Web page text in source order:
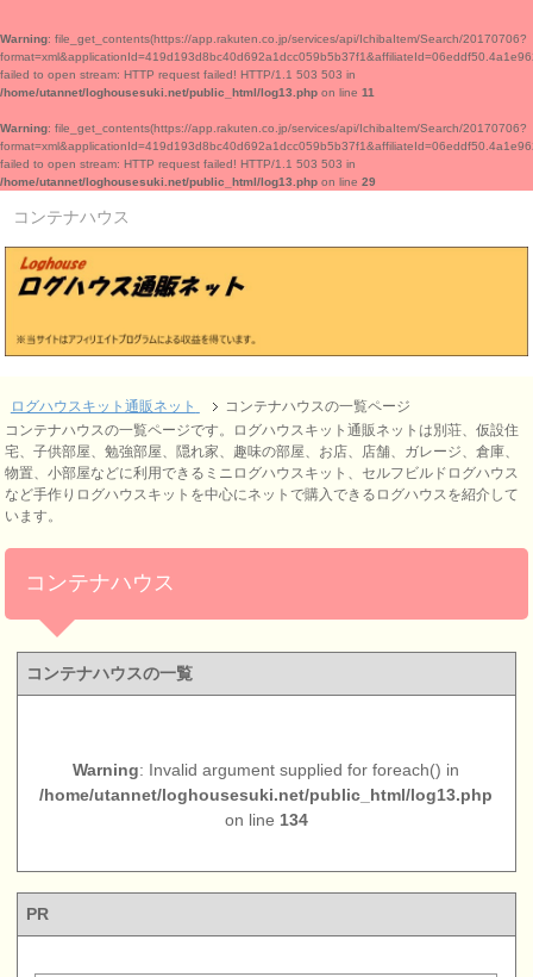
Warning: file_get_contents(https://app.rakuten.co.jp/services/api/IchibaItem/Search/20170706?
failed to open stream: HTTP request failed! HTTP/1.1 503 503 in
/home/utannet/loghousesuki.net/public_html/log13.php on line 11
Warning: file_get_contents(https://app.rakuten.co.jp/services/api/IchibaItem/Search/20170706?
failed to open stream: HTTP request failed! HTTP/1.1 503 503 in
/home/utannet/loghousesuki.net/public_html/log13.php on line 29
コンテナハウス
ログハウスキット通販ネット
コンテナハウスの一覧ページ
コンテナハウスの一覧ページです。ログハウスキット通販ネットは別荘、仮設住
宅、子供部屋、勉強部屋、隠れ家、趣味の部屋、お店、店舗、ガレージ、倉庫、
物置、小部屋などに利用できるミニログハウスキット、セルフビルドログハウス
など手作りログハウスキットを中心にネットで購入できるログハウスを紹介して
います。
コンテナハウス
コンテナハウスの一覧
Warning: Invalid argument supplied for foreach() in
/home/utannet/loghousesuki.net/public_html/log13.php
on line 134
PR